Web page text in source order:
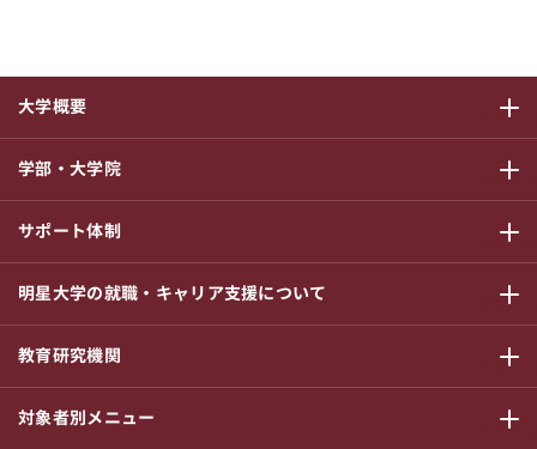
大学概要
サブメニ
学部・大学院
サブメニ
サポート体制
サブメニ
明星大学の就職・キャリア支援について
サブメニ
教育研究機関
サブメニ
対象者別メニュー
サブメニ